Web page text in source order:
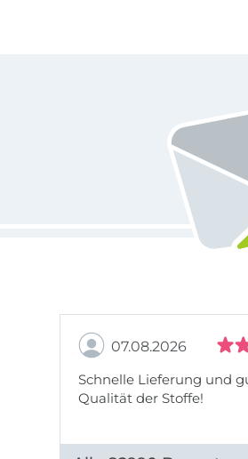
07.08.2026
Schnelle Lieferung und
Qualität der Stoffe!